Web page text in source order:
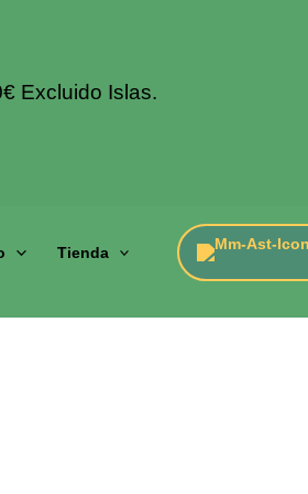
Excluido Islas.
Tienda